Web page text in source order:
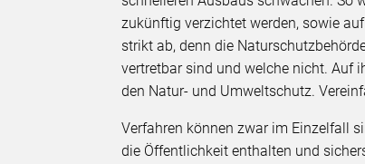
zukünftig verzichtet werden, sowie
strikt ab, denn die
vertretbar sind und welche nicht. Auf
den Natur- und Umweltschutz.
Verfahren können zwar im Einzelfall
die Öffentlichkeit enthalten und